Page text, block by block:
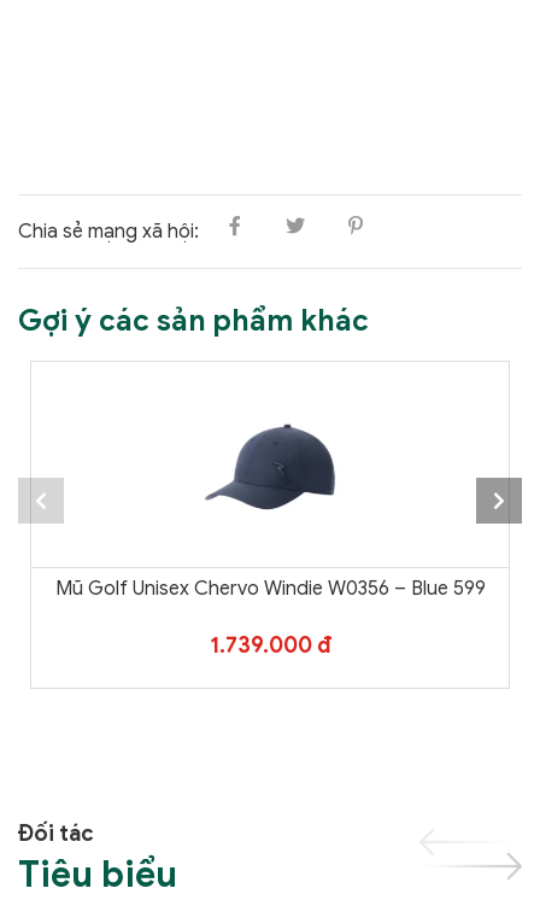
Chia sẻ mạng xã hội:
Gợi ý các sản phẩm khác
Mũ Golf Unisex Chervo Windie W0356 – Blue 599
1.739.000 đ
Đối tác
Tiêu biểu